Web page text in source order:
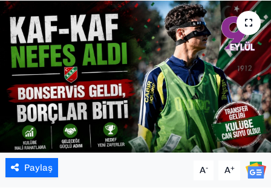
Paylaş A- A+
TEKNOLOJİ
YAŞAM
YEREL YÖNETİMLER